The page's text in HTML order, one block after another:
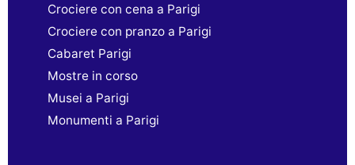
Crociere con cena a Parigi
Crociere con pranzo a Parigi
Cabaret Parigi
Mostre in corso
Musei a Parigi
Monumenti a Parigi